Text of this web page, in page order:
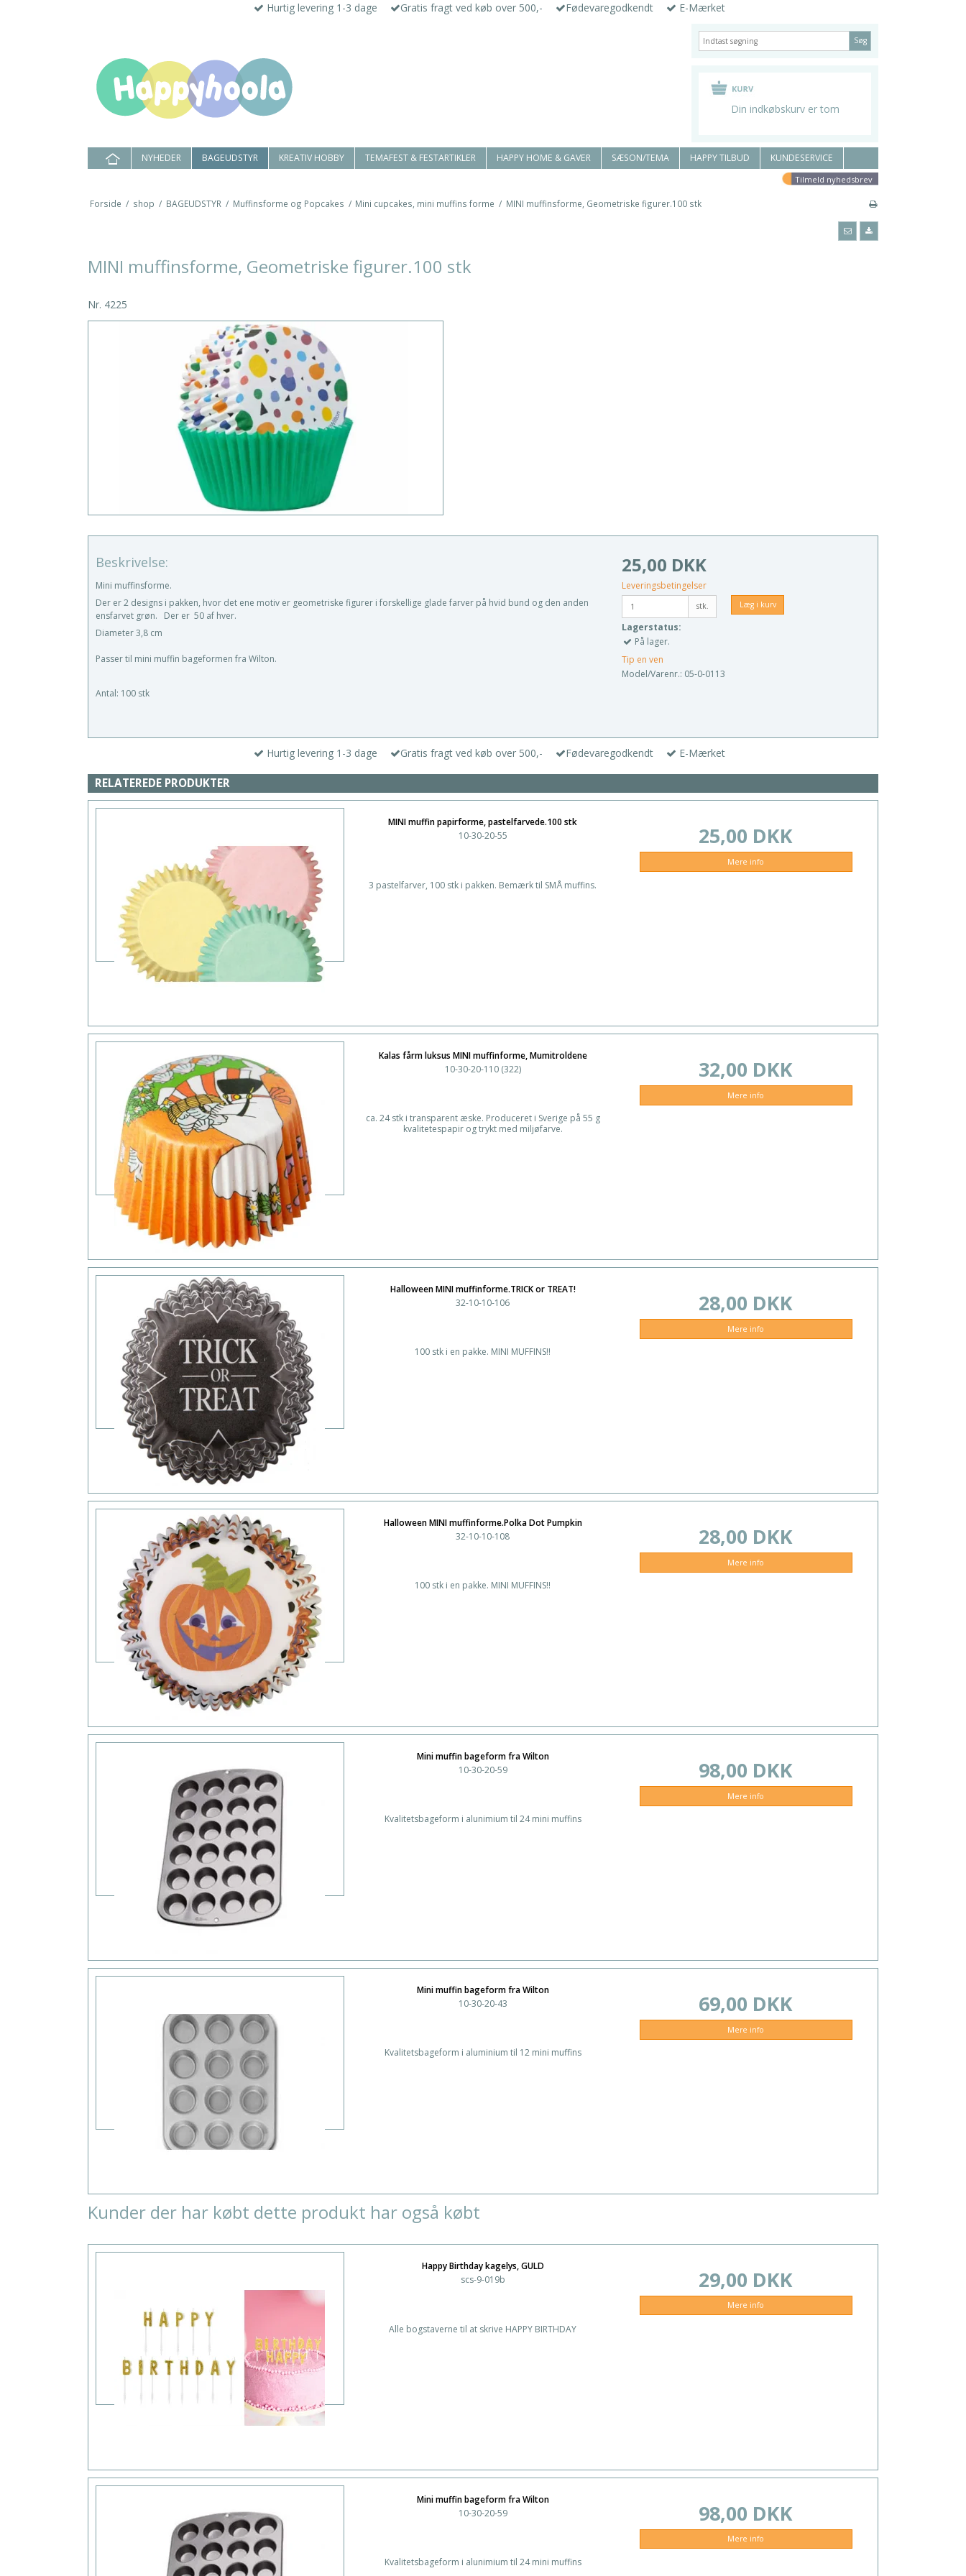
Hurtig levering 1-3 dage Gratis fragt ved køb over 500,- Fødevaregodkendt E-Mærket
Søg
Din indkøbskurv er tom
NYHEDER BAGEUDSTYR KREATIV HOBBY TEMAFEST & FESTARTIKLER HAPPY HOME & GAVER SÆSON/TEMA HAPPY TILBUD KUNDESERVICE
Tilmeld nyhedsbrev
Forside / shop / BAGEUDSTYR / Muffinsforme og Popcakes / Mini cupcakes, mini muffins forme / MINI muffinsforme, Geometriske figurer.100 stk
MINI muffinsforme, Geometriske figurer.100 stk
Nr. 4225
Beskrivelse:
Mini muffinsforme.
Der er 2 designs i pakken, hvor det ene motiv er geometriske figurer i forskellige glade farver på hvid bund og den anden
ensfarvet grøn. Der er 50 af hver.
Diameter 3,8 cm
Passer til mini muffin bageformen fra Wilton.
Antal: 100 stk
25,00 DKK
Leveringsbetingelser
stk. Læg i kurv
Lagerstatus:
På lager.
Tip en ven
Model/Varenr.: 05-0-0113
Hurtig levering 1-3 dage Gratis fragt ved køb over 500,- Fødevaregodkendt E-Mærket
RELATEREDE PRODUKTER
MINI muffin papirforme, pastelfarvede.100 stk
10-30-20-55
3 pastelfarver, 100 stk i pakken. Bemærk til SMÅ muffins.
25,00 DKK
Mere info
Kalas fårm luksus MINI muffinforme, Mumitroldene
10-30-20-110 (322)
ca. 24 stk i transparent æske. Produceret i Sverige på 55 g
kvalitetespapir og trykt med miljøfarve.
32,00 DKK
Mere info
Halloween MINI muffinforme.TRICK or TREAT!
32-10-10-106
100 stk i en pakke. MINI MUFFINS!!
28,00 DKK
Mere info
Halloween MINI muffinforme.Polka Dot Pumpkin
32-10-10-108
100 stk i en pakke. MINI MUFFINS!!
28,00 DKK
Mere info
Mini muffin bageform fra Wilton
10-30-20-59
Kvalitetsbageform i alunimium til 24 mini muffins
98,00 DKK
Mere info
Mini muffin bageform fra Wilton
10-30-20-43
Kvalitetsbageform i aluminium til 12 mini muffins
69,00 DKK
Mere info
Kunder der har købt dette produkt har også købt
Happy Birthday kagelys, GULD
scs-9-019b
Alle bogstaverne til at skrive HAPPY BIRTHDAY
29,00 DKK
Mere info
Mini muffin bageform fra Wilton
10-30-20-59
Kvalitetsbageform i alunimium til 24 mini muffins
98,00 DKK
Mere info